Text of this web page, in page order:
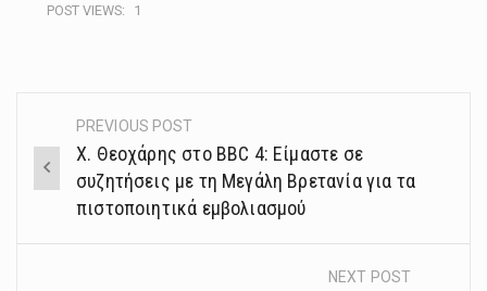
POST VIEWS: 1
Post
navigation
PREVIOUS POST
Χ. Θεοχάρης στο BBC 4: Είμαστε σε
συζητήσεις με τη Μεγάλη Βρετανία για τα
πιστοποιητικά εμβολιασμού
NEXT POST